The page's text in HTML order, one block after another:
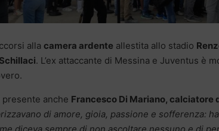
alla camera ardente allestita allo stadio
. L’ex attaccante di Messina e Juventus è
anche Francesco Di Mariano, calciatore
di amore, gioia, passione e sofferenza: